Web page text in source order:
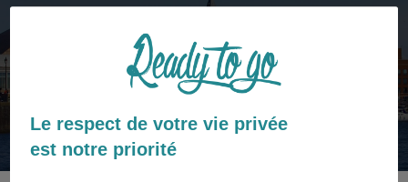
Le respect de votre vie privée
est notre priorité